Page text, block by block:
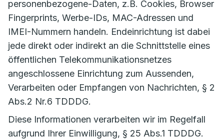
personenbezogene-Daten, z.B. Cookies, Browser
Fingerprints, Werbe-IDs, MAC-Adressen und
IMEI-Nummern handeln. Endeinrichtung ist dabei
jede direkt oder indirekt an die Schnittstelle eines
öffentlichen Telekommunikationsnetzes
angeschlossene Einrichtung zum Aussenden,
Verarbeiten oder Empfangen von Nachrichten, § 2
Abs.2 Nr.6 TDDDG.
Diese Informationen verarbeiten wir im Regelfall
aufgrund Ihrer Einwilligung, § 25 Abs.1 TDDDG.